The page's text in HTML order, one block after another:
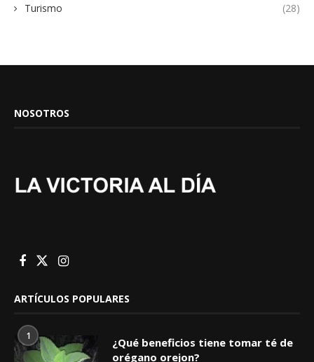
Turismo (28)
NOSOTROS
ARTÍCULOS POPULARES
1
¿Qué beneficios tiene tomar té de
orégano orejon?